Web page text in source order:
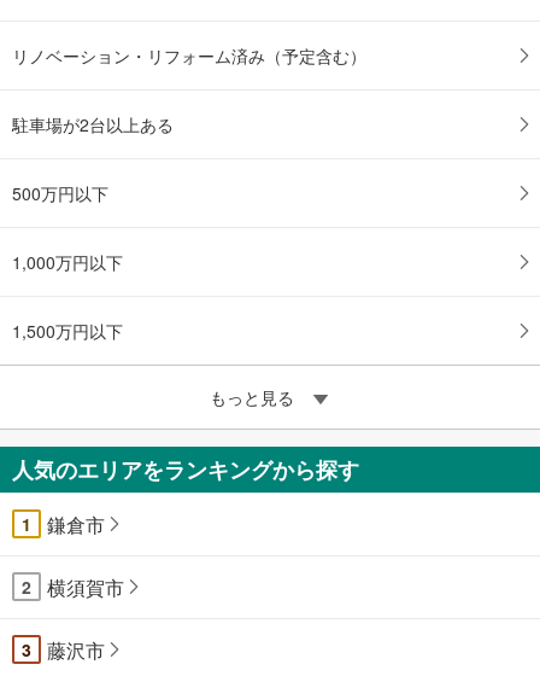
リノベーション・リフォーム済み（予定含む）
駐車場が2台以上ある
500万円以下
1,000万円以下
1,500万円以下
もっと見る
人気のエリアをランキングから探す
1 鎌倉市
2 横須賀市
3 藤沢市